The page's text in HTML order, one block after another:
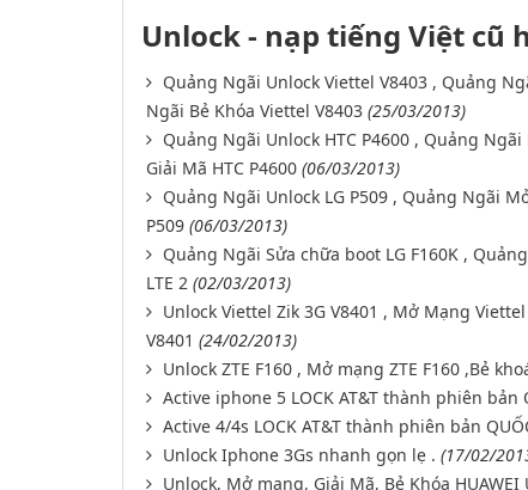
Unlock - nạp tiếng Việt cũ
Quảng Ngãi Unlock Viettel V8403 , Quảng
Ngãi Bẻ Khóa Viettel V8403 (25/03/2013)
Quảng Ngãi Unlock HTC P4600 , Quảng
Giải Mã HTC P4600 (06/03/2013)
Quảng Ngãi Unlock LG P509 , Quảng Ngãi
P509 (06/03/2013)
Quảng Ngãi Sửa chữa boot LG F160K ,
LTE 2 (02/03/2013)
Unlock Viettel Zik 3G V8401 , Mở Mạng
V8401 (24/02/2013)
Unlock ZTE F160 , Mở mạng ZTE F160 ,Bẻ
Active iphone 5 LOCK AT&T thành phiên bản
Active 4/4s LOCK AT&T thành phiên bản
Unlock Iphone 3Gs nhanh gọn lẹ . (17/02/
Unlock, Mở mạng, Giải Mã, Bẻ Khóa HUAWEI